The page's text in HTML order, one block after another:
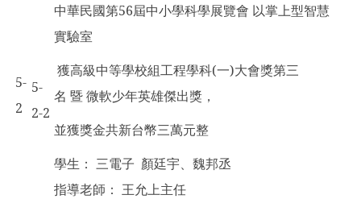
5-
2
5-
2-2
中華民國第56屆中小學科學展覽會 以掌上型智慧
實驗室
獲高級中等學校組工程學科(一)大會獎第三
名 暨 微軟少年英雄傑出獎，
並獲獎金共新台幣三萬元整
學生： 三電子 顏廷宇、魏邦丞
指導老師： 王允上主任